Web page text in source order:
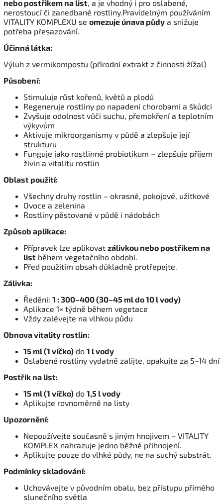
nebo postřikem na list, a je vhodný i pro oslabené,
nerostoucí či zanedbané rostliny.Pravidelným používáním
VITALITY KOMPLEXU se omezuje únava půdy a snižuje
potřeba přesazování.
Účinná látka:
Výluh z vermikompostu (přírodní extrakt z činnosti žížal)
Působení:
Stimuluje růst kořenů, květů a plodů
Regeneruje rostliny po napadení chorobami a škůdci
Zvyšuje odolnost vůči suchu, přemokření a teplotním
výkyvům
Aktivuje mikroorganismy v půdě a zlepšuje její
strukturu
Funguje jako rostlinné probiotikum – zlepšuje příjem
živin a vitalitu rostlin
Oblast použití:
Všechny druhy rostlin – okrasné, pokojové, užitkové
Ovoce a zelenina
Rostliny pěstované v půdě i nádobách
Způsob aplikace:
Přípravek lze aplikovat zálivkou nebo postřikem na
list během vegetačního období.
Před použitím obsah důkladně protřepejte.
Zálivka:
Ředění: 1 : 300–400 (30–45 ml do 10 l vody)
Aplikace 1× týdně během vegetace
Vždy zalévejte na vlhkou půdu
Obnova vitality rostlin:
15 ml (1 víčko) do 1 l vody
Oslabené rostliny vydatně zalijte, opakujte za 5–14 dní
Postřik na list:
15 ml (1 víčko) do 1,5 l vody
Aplikujte rovnoměrně na listy
Upozornění:
Nepoužívejte současně s jiným hnojivem – VITALITY
KOMPLEX nahrazuje jedno běžné přihnojení.
Aplikujte pouze do vlhké půdy, ne na suchý substrát.
Podmínky skladování:
Uchovávejte v původním obalu, bez přístupu přímého
slunečního světla